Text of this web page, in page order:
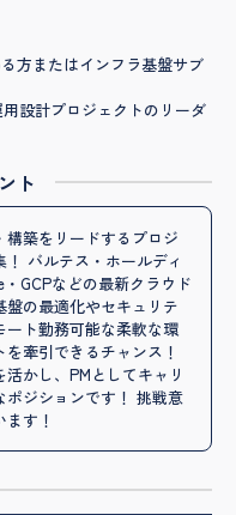
方またはインフラ基盤サブ
設計プロジェクトのリーダ
ト
構築をリードするプロジ
バルテス・ホールディ
GCPなどの最新クラウド
の最適化やセキュリテ
ート勤務可能な柔軟な環
牽引できるチャンス！
かし、PMとしてキャリ
ポジションです！ 挑戦意
す！